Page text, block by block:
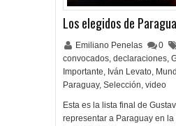
Los elegidos de
Emiliano Penelas 0
convocados, declaraciones,
Importante, Iván Levato,
Paraguay, Selección, video
Esta es la lista final de
representar a Paraguay en